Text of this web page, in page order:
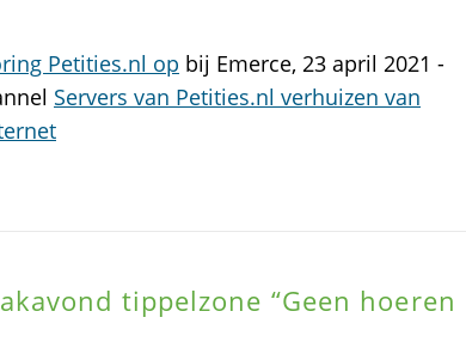
Petities.nl op bij Emerce, 23 april 2021 -
Servers van Petities.nl verhuizen van
tippelzone “Geen hoeren